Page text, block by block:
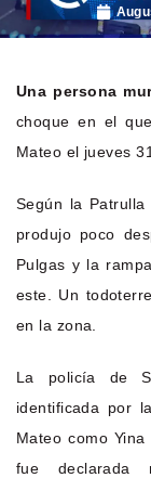
Una persona
choque en el
Mateo el jueves
Según la
produjo poco
Pulgas y la
este. Un
en la zona.
La policía de
identificada por
Mateo como
fue declarada